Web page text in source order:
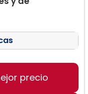
precio